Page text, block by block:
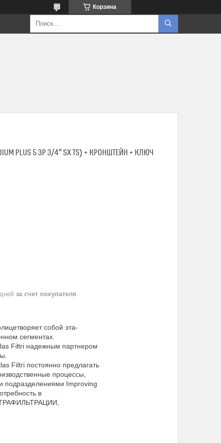
Корзина
PLUS 5 3P 3/4" SX TS) + КРОНШТЕЙН + КЛЮЧ
за счет покупателя
собой эта-
сегментах.
Filtri надежным партнером
Filtri постоянно предлагать
процессы,
подразделениями Improving
в